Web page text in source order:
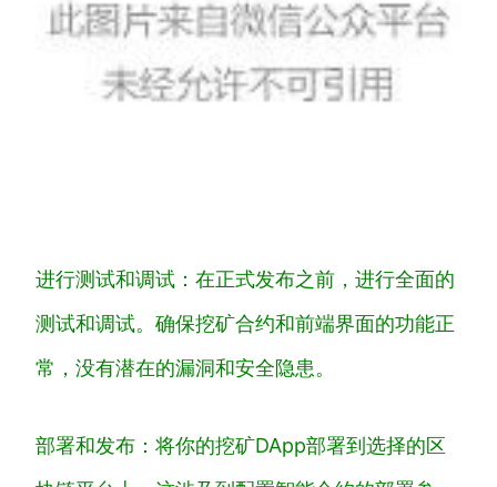
进行测试和调试：在正式发布之前，进行全面的
测试和调试。确保挖矿合约和前端界面的功能正
常，没有潜在的漏洞和安全隐患。
部署和发布：将你的挖矿DApp部署到选择的区